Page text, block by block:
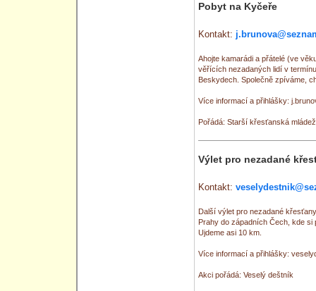
Pobyt na Kyčeře
Kontakt:
Ahojte kamarádi a přátelé (ve
věřících nezadaných lidí v
Beskydech. Společně zpíváme,
Více informací a přihlášky:
Pořádá: Starší křesťanská mládež
Výlet pro nezadané
Kontakt:
Další výlet pro nezadané
Prahy do západních Čech, kde
Ujdeme asi 10 km.
Více informací a přihlášky:
Akci pořádá: Veselý deštník